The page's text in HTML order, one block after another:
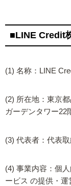
■LINE Credit
(1) 名称：LINE
(2) 所在地：東京
ガーデンタワー22
(3) 代表者：代表
(4) 事業内容：個
ービス の提供・運